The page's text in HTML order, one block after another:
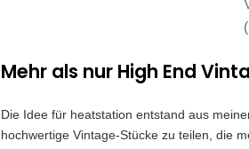
Mehr als nur High End
Die Idee für heatstation entstand aus
hochwertige Vintage-Stücke zu teilen, die